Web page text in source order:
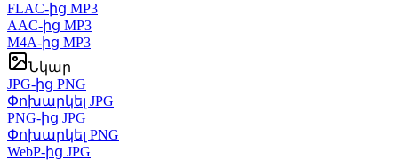
FLAC-ից MP3
AAC-ից MP3
M4A-ից MP3
Նկար
JPG-ից PNG
Փոխարկել JPG
PNG-ից JPG
Փոխարկել PNG
WebP-ից JPG